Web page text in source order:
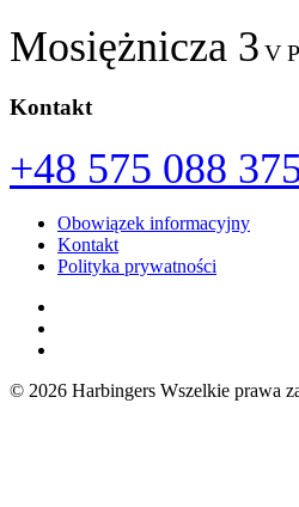
Mosiężnicza 3 V
Kontakt
+48 575 088
Obowiązek informacyjny
Kontakt
Polityka prywatności
© 2026 Harbingers Wszelkie prawa